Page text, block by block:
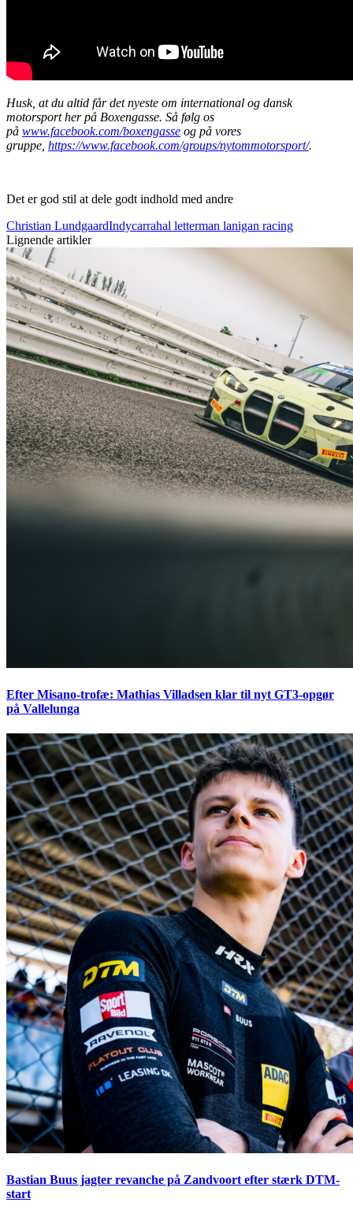
Husk, at du altid får det nyeste om international og dansk
motorsport her på Boxengasse. Så følg os
på www.facebook.com/boxengasse og på vores
gruppe, https://www.facebook.com/groups/nytommotorsport/.
Det er god stil at dele godt indhold med andre
Christian LundgaardIndycarrahal letterman lanigan racing
Lignende artikler
Efter Misano-trofæ: Mathias Villadsen klar til nyt GT3-opgør
på Vallelunga
Bastian Buus jagter revanche på Zandvoort efter stærk DTM-
start